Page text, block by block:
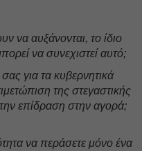
να αυξάνονται, το ίδιο
να συνεχιστεί αυτό;
για τα κυβερνητικά
της στεγαστικής
επίδραση στην αγορά;
να περάσετε μόνο ένα